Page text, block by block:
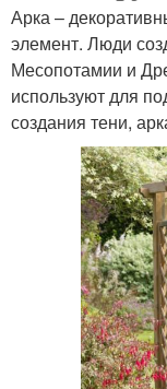
Арка –
элемент. Люди
Месопотамии и
используют для
создания тени,